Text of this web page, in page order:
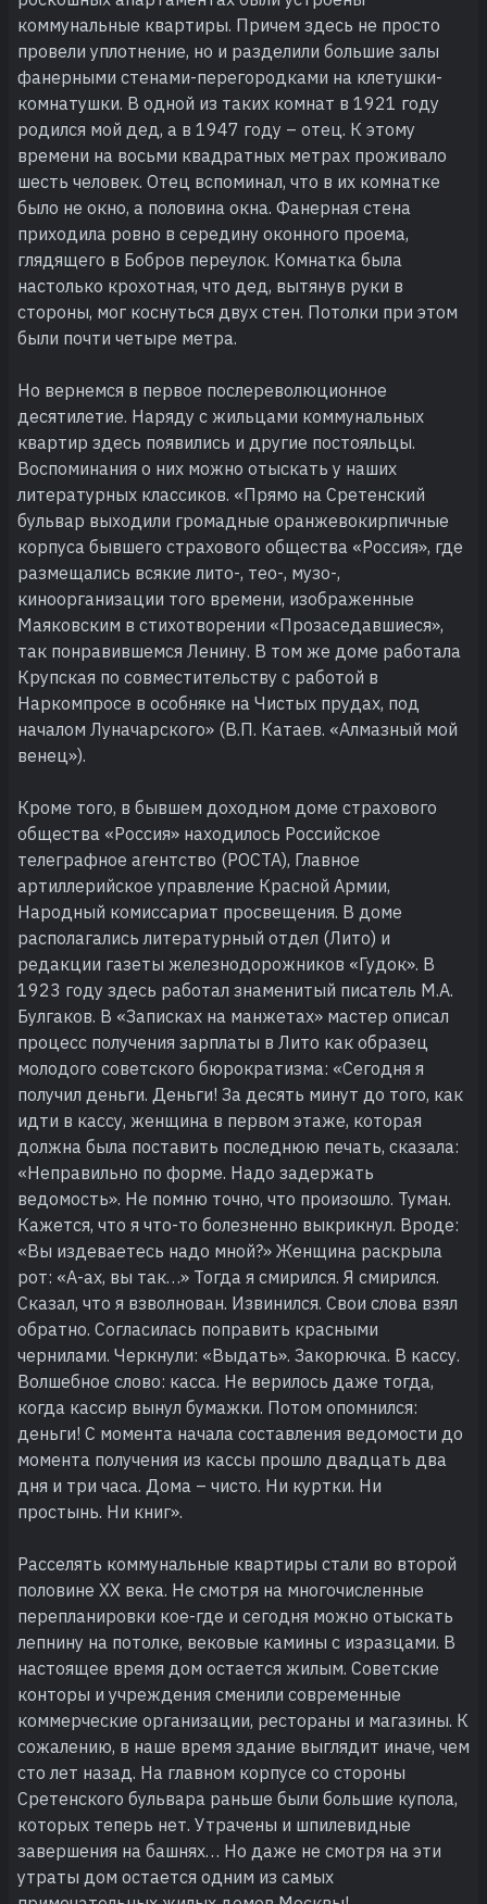
коммунальные квартиры. Причем здесь не просто
провели уплотнение, но и разделили большие залы
фанерными стенами-перегородками на клетушки-
комнатушки. В одной из таких комнат в 1921 году
родился мой дед, а в 1947 году – отец. К этому
времени на восьми квадратных метрах проживало
шесть человек. Отец вспоминал, что в их комнатке
было не окно, а половина окна. Фанерная стена
приходила ровно в середину оконного проема,
глядящего в Бобров переулок. Комнатка была
настолько крохотная, что дед, вытянув руки в
стороны, мог коснуться двух стен. Потолки при этом
были почти четыре метра.
Но вернемся в первое послереволюционное
десятилетие. Наряду с жильцами коммунальных
квартир здесь появились и другие постояльцы.
Воспоминания о них можно отыскать у наших
литературных классиков. «Прямо на Сретенский
бульвар выходили громадные оранжевокирпичные
корпуса бывшего страхового общества «Россия», где
размещались всякие лито-, тео-, музо-,
киноорганизации того времени, изображенные
Маяковским в стихотворении «Прозаседавшиеся»,
так понравившемся Ленину. В том же доме работала
Крупская по совместительству с работой в
Наркомпросе в особняке на Чистых прудах, под
началом Луначарского» (В.П. Катаев. «Алмазный мой
венец»).
Кроме того, в бывшем доходном доме страхового
общества «Россия» находилось Российское
телеграфное агентство (РОСТА), Главное
артиллерийское управление Красной Армии,
Народный комиссариат просвещения. В доме
располагались литературный отдел (Лито) и
редакции газеты железнодорожников «Гудок». В
1923 году здесь работал знаменитый писатель М.А.
Булгаков. В «Записках на манжетах» мастер описал
процесс получения зарплаты в Лито как образец
молодого советского бюрократизма: «Сегодня я
получил деньги. Деньги! За десять минут до того, как
идти в кассу, женщина в первом этаже, которая
должна была поставить последнюю печать, сказала:
«Неправильно по форме. Надо задержать
ведомость». Не помню точно, что произошло. Туман.
Кажется, что я что-то болезненно выкрикнул. Вроде:
«Вы издеваетесь надо мной?» Женщина раскрыла
рот: «А-ах, вы так…» Тогда я смирился. Я смирился.
Сказал, что я взволнован. Извинился. Свои слова взял
обратно. Согласилась поправить красными
чернилами. Черкнули: «Выдать». Закорючка. В кассу.
Волшебное слово: касса. Не верилось даже тогда,
когда кассир вынул бумажки. Потом опомнился:
деньги! С момента начала составления ведомости до
момента получения из кассы прошло двадцать два
дня и три часа. Дома – чисто. Ни куртки. Ни
простынь. Ни книг».
Расселять коммунальные квартиры стали во второй
половине ХХ века. Не смотря на многочисленные
перепланировки кое-где и сегодня можно отыскать
лепнину на потолке, вековые камины с изразцами. В
настоящее время дом остается жилым. Советские
конторы и учреждения сменили современные
коммерческие организации, рестораны и магазины. К
сожалению, в наше время здание выглядит иначе, чем
сто лет назад. На главном корпусе со стороны
Сретенского бульвара раньше были большие купола,
которых теперь нет. Утрачены и шпилевидные
завершения на башнях… Но даже не смотря на эти
утраты дом остается одним из самых